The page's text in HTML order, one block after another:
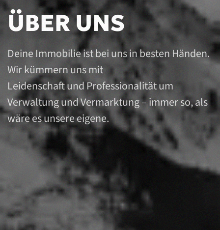
ÜBER UNS
Deine Immobilie ist bei uns in besten Händen.
Wir kümmern uns mit
Leidenschaft und Professionalität um
Verwaltung und Vermarktung – immer so, als
wäre es unsere eigene.